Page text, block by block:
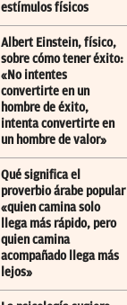
estímulos físicos
Albert Einstein, físico,
sobre cómo tener éxito:
«No intentes
convertirte en un
hombre de éxito,
intenta convertirte en
un hombre de valor»
Qué significa el
proverbio árabe popular
«quien camina solo
llega más rápido, pero
quien camina
acompañado llega más
lejos»